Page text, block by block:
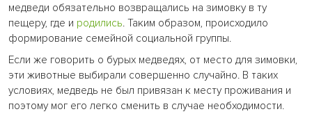
медведи обязательно возвращались на зимовку в ту
пещеру, где и родились. Таким образом, происходило
формирование семейной социальной группы.
Если же говорить о бурых медведях, от место для зимовки,
эти животные выбирали совершенно случайно. В таких
условиях, медведь не был привязан к месту проживания и
поэтому мог его легко сменить в случае необходимости.